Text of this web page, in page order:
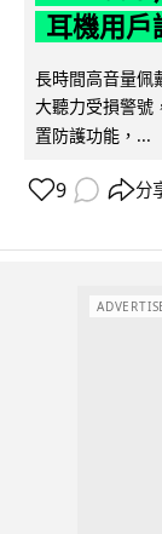
耳機用
長時間高音量佩
大聽力受損警號
置防護功能，...
9 分